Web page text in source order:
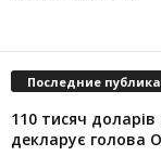
Последние
110 тисяч
декларує голова